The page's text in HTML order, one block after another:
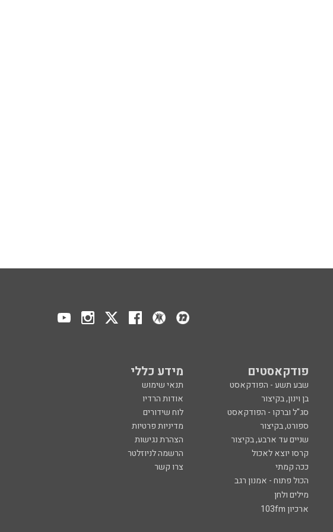
פודקאסטים מידע כללי
שבע תשע - הפודקאסט
תנאי שימוש
בן וינון, בקיצור
אודות הרדיו
סג"ל וברקו - הפודקאסט
לוח שידורים
ספורט, בקיצור
מדיניות פרטיות
שניים עד ארבע, בקיצור
הצהרת נגישות
קרסו יוצא לאכול
הרשמה לניוזלטר
ככה קמתי
צרו קשר
הכול פתוח - אמנון רגב
מילים ולחן
ארכיון 103fm